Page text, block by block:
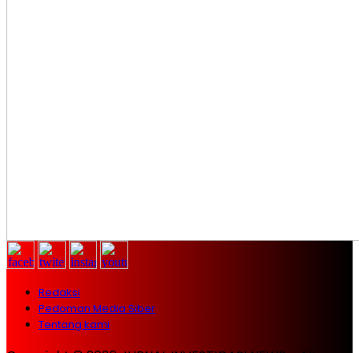
Redaksi
Pedoman Media Siber
Tentang kami